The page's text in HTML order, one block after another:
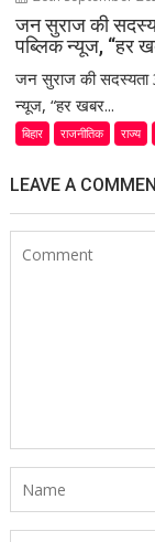
जन सुराज की
पब्लिक न्यूज, “हर
जन सुराज की सदस्यता
न्यूज, “हर खबर...
बिहार राजनीतिक राज्य
LEAVE A